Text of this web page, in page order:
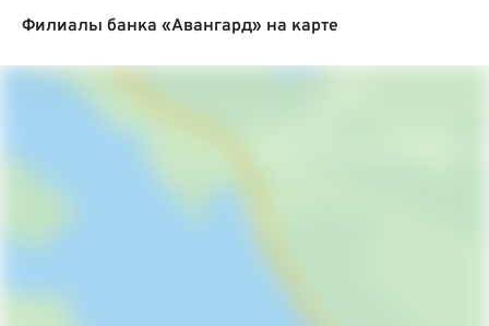
Филиалы банка «Авангард» на карте